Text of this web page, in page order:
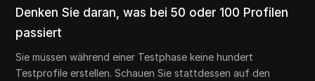
Denken Sie daran, was bei 50 oder 100 Profilen
passiert
Sie müssen während einer Testphase keine hundert
Testprofile erstellen. Schauen Sie stattdessen auf den